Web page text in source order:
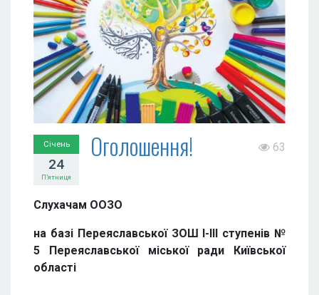
Січень
24
П’ятниця
Оголошення! 63
Слухачам ООЗО
на базі Переяславської ЗОШ I-III ступенів №
5 Переяславської міської ради Київської
області